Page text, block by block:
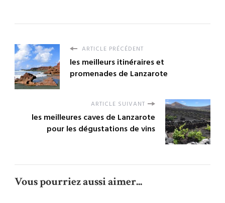
ARTICLE PRÉCÉDENT
les meilleurs itinéraires et
promenades de Lanzarote
ARTICLE SUIVANT
les meilleures caves de Lanzarote
pour les dégustations de vins
Vous pourriez aussi aimer...